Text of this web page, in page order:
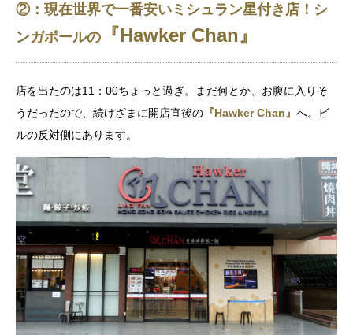
②：現在世界で一番安いミシュラン星付き店！シ
ンガポールの
『Hawker Chan』
店を出たのは11：00ちょっと過ぎ。まだ何とか、お腹に入りそ
うだったので、続けざまに開店直後の 『Hawker Chan』 へ。ビ
ルの反対側にあります。